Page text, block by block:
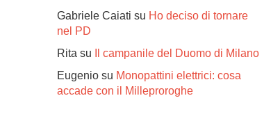
Gabriele Caiati su Ho deciso di tornare
nel PD
Rita su
Il campanile del Duomo di Milano
Eugenio su Monopattini elettrici: cosa
accade con il Milleproroghe